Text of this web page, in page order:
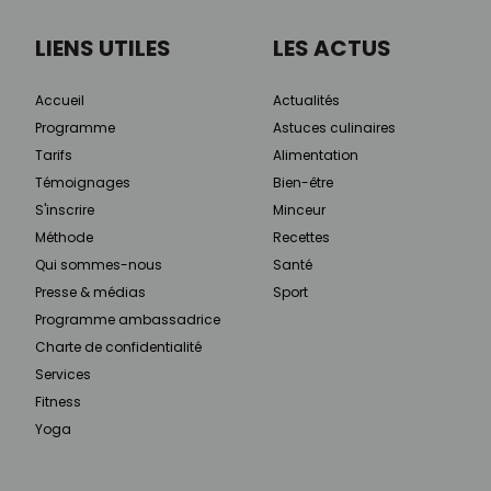
LIENS UTILES
Accueil
Programme
Tarifs
Témoignages
S'inscrire
Méthode
Qui sommes-nous
Presse & médias
Programme ambassadrice
Charte de confidentialité
Services
Fitness
Yoga
LES ACTUS
Actualités
Astuces culinaires
Alimentation
Bien-être
Minceur
Recettes
Santé
Sport